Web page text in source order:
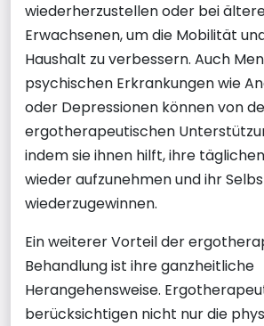
wiederherzustellen oder bei
Erwachsenen, um die Mobilität
Haushalt zu verbessern. Auch
psychischen Erkrankungen wie
oder Depressionen können von
ergotherapeutischen
indem sie ihnen hilft, ihre
wieder aufzunehmen und ihr
wiederzugewinnen.
Ein weiterer Vorteil der
Behandlung ist ihre ganzheitliche
Herangehensweise.
berücksichtigen nicht nur die